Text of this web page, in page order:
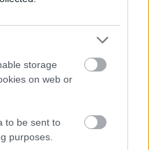
storage
on web or
to be sent to
purposes.